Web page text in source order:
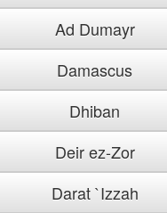
Ad Dumayr
Damascus
Dhiban
Deir ez-Zor
Darat `Izzah